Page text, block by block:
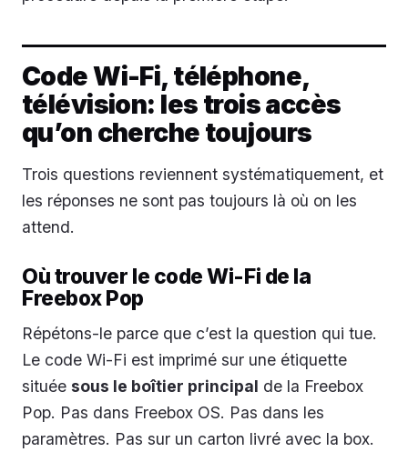
Code Wi-Fi, téléphone,
télévision: les trois accès
qu’on cherche toujours
Trois questions reviennent systématiquement, et
les réponses ne sont pas toujours là où on les
attend.
Où trouver le code Wi-Fi de la
Freebox Pop
Répétons-le parce que c’est la question qui tue.
Le code Wi-Fi est imprimé sur une étiquette
située sous le boîtier principal de la Freebox
Pop. Pas dans Freebox OS. Pas dans les
paramètres. Pas sur un carton livré avec la box.